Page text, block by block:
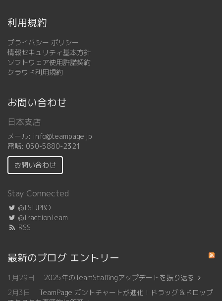
利用規約
プライバシー ポリシー
情報セキュリティ基本方針
ソフトウェア使用許諾契約
クラウド利用規約
お問い合わせ
日本支店
メール: info@teampage.jp
電話: 050-5880-2321
お問い合わせ
Stay Connected
@TSIJPBO
@TractionTeam
RSS
最新のブログ エントリー
1月29日
2025年のTeamStaffingアップデートを振り返る
2月3日
TeamPage ガントチャートが進化！ドラッグ＆ドロップ